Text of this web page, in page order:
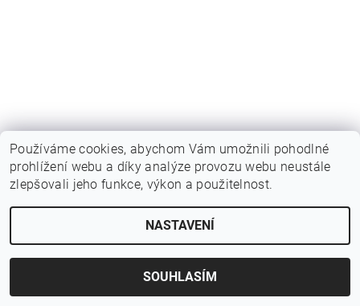
2026 © Birotarius, všechna práva vyhrazenaUpravit nastavení cookies
Vytvořil Shoptet
Používáme cookies, abychom Vám umožnili pohodlné
prohlížení webu a díky analýze provozu webu neustále
zlepšovali jeho funkce, výkon a použitelnost.
NASTAVENÍ
SOUHLASÍM